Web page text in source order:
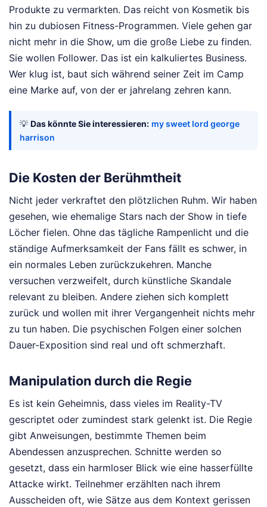
Produkte zu vermarkten. Das reicht von Kosmetik bis
hin zu dubiosen Fitness-Programmen. Viele gehen gar
nicht mehr in die Show, um die große Liebe zu finden.
Sie wollen Follower. Das ist ein kalkuliertes Business.
Wer klug ist, baut sich während seiner Zeit im Camp
eine Marke auf, von der er jahrelang zehren kann.
💡 Das könnte Sie interessieren: my sweet lord george
harrison
Die Kosten der Berühmtheit
Nicht jeder verkraftet den plötzlichen Ruhm. Wir haben
gesehen, wie ehemalige Stars nach der Show in tiefe
Löcher fielen. Ohne das tägliche Rampenlicht und die
ständige Aufmerksamkeit der Fans fällt es schwer, in
ein normales Leben zurückzukehren. Manche
versuchen verzweifelt, durch künstliche Skandale
relevant zu bleiben. Andere ziehen sich komplett
zurück und wollen mit ihrer Vergangenheit nichts mehr
zu tun haben. Die psychischen Folgen einer solchen
Dauer-Exposition sind real und oft schmerzhaft.
Manipulation durch die Regie
Es ist kein Geheimnis, dass vieles im Reality-TV
gescriptet oder zumindest stark gelenkt ist. Die Regie
gibt Anweisungen, bestimmte Themen beim
Abendessen anzusprechen. Schnitte werden so
gesetzt, dass ein harmloser Blick wie eine hasserfüllte
Attacke wirkt. Teilnehmer erzählten nach ihrem
Ausscheiden oft, wie Sätze aus dem Kontext gerissen